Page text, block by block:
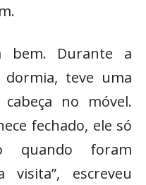
bem. Durante a
dormia, teve uma
no móvel.
fechado, ele só
quando foram
escreveu